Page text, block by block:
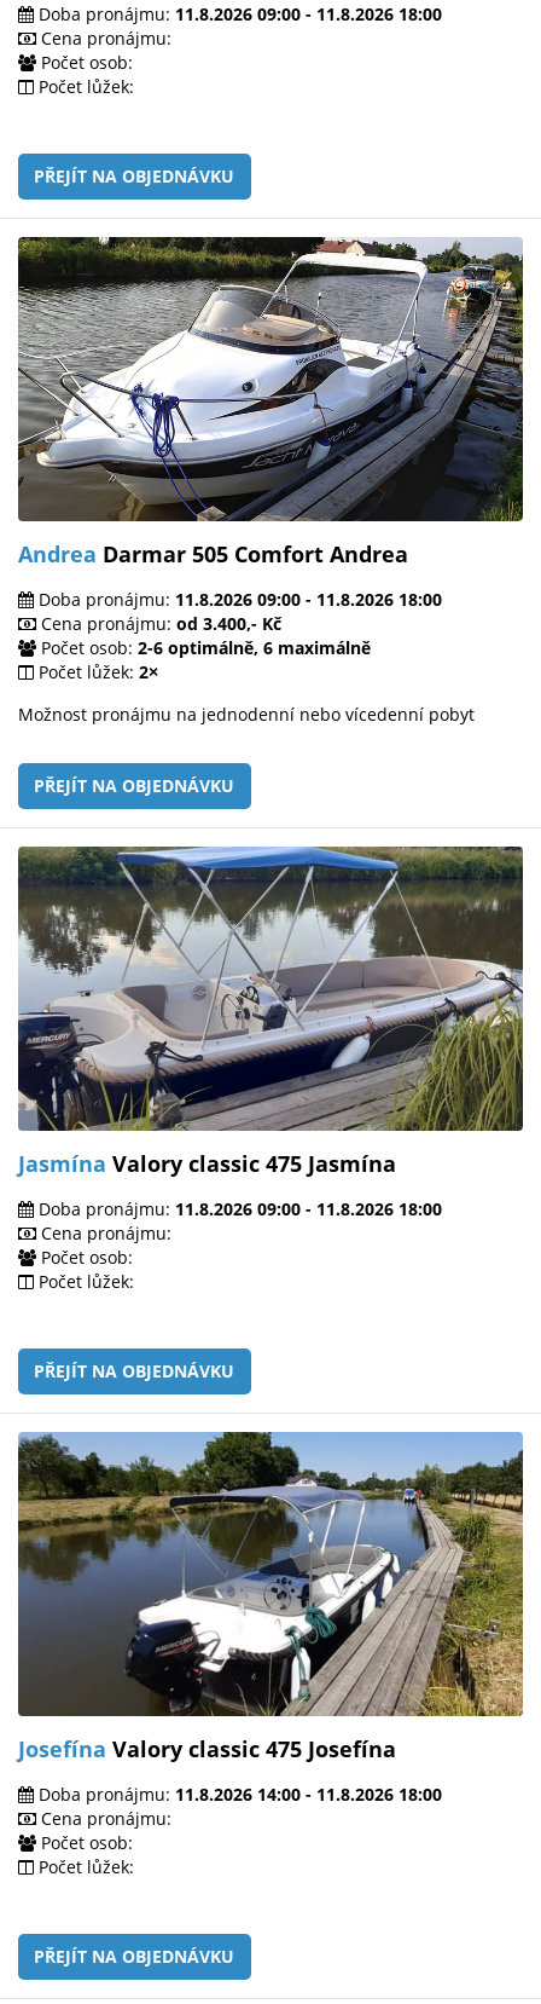
Doba pronájmu: 11.8.2026 09:00 - 11.8.2026 18:00
Cena pronájmu:
Počet osob:
Počet lůžek:
PŘEJÍT NA OBJEDNÁVKU
Andrea Darmar 505 Comfort Andrea
Doba pronájmu: 11.8.2026 09:00 - 11.8.2026 18:00
Cena pronájmu: od 3.400,- Kč
Počet osob: 2-6 optimálně, 6 maximálně
Počet lůžek: 2×
Možnost pronájmu na jednodenní nebo vícedenní pobyt
PŘEJÍT NA OBJEDNÁVKU
Jasmína Valory classic 475 Jasmína
Doba pronájmu: 11.8.2026 09:00 - 11.8.2026 18:00
Cena pronájmu:
Počet osob:
Počet lůžek:
PŘEJÍT NA OBJEDNÁVKU
Josefína Valory classic 475 Josefína
Doba pronájmu: 11.8.2026 14:00 - 11.8.2026 18:00
Cena pronájmu:
Počet osob:
Počet lůžek:
PŘEJÍT NA OBJEDNÁVKU
mailem.
objednat
poukaz